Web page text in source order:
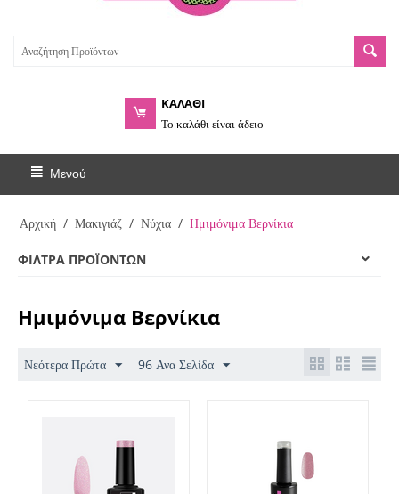
ΚΑΛΑΘΙ
Το καλάθι είναι άδειο
Μενού
Αρχική / Μακιγιάζ / Νύχια / Ημιμόνιμα Βερνίκια
search
price left
price right
chekc
search
ΦΊΛΤΡΑ ΠΡΟΪΌΝΤΩΝ
Ημιμόνιμα Βερνίκια
Νεότερα Πρώτα 96 Ανα Σελίδα